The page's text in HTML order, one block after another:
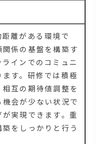
離がある環境で
係の基盤を構築す
インでのコミュニ
す。研修では積極
互の期待値調整を
会が少ない状況で
実現できます。重
をしっかりと行う